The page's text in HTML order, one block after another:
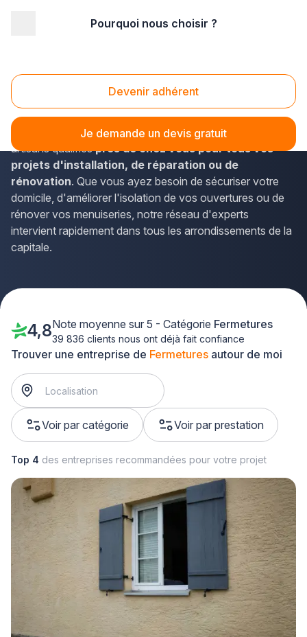
Pourquoi nous choisir ?
Devenir adhérent
Je demande un devis gratuit
Fermetures Paris (75000)
Vous recherchez un professionnel des fermetures à Paris
? La solution Plus que pro vous met en relation avec des
artisans qualifiésprès de chez vous pour tous vos
projets d'installation, de réparation ou de
rénovation. Que vous ayez besoin de sécuriser votre
domicile, d'améliorer l'isolation de vos ouvertures ou de
rénover vos menuiseries, notre réseau d'experts
intervient rapidement dans tous les arrondissements de la
capitale.
Trouver une entreprise de Fermetures autour de moi
Voir par catégorie Voir par prestation
4,8Note moyenne sur 5 - Catégorie Fermetures
39 836 clients nous ont déjà fait confiance
Top 4 des entreprises recommandées pour votre projet